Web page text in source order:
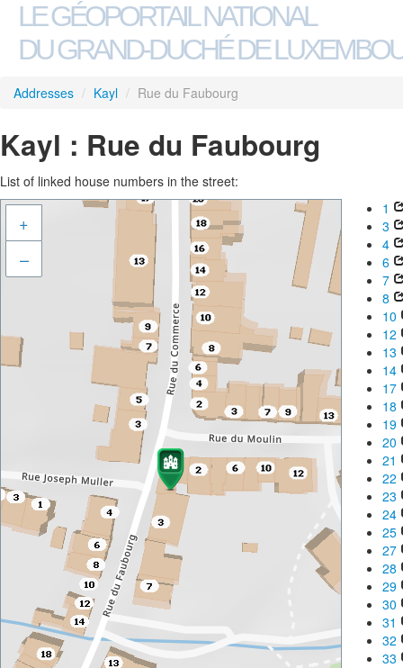
LE GÉOPORTAIL NATIONAL
DU GRAND-DUCHÉ DE
Addresses / Kayl / Rue du Faubourg
Kayl : Rue du Faubourg
List of linked house numbers in the street:
+
–
1
3
4
6
7
8
10
12
13
14
17
18
19
20
21
22
23
24
25
27
28
29
30
31
32
33